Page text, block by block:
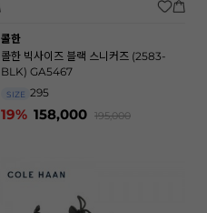
콜한
콜한 빅사이즈 블랙 스니커즈 (2583-
BLK) GA5467
SIZE 295
19% 158,000 195,000